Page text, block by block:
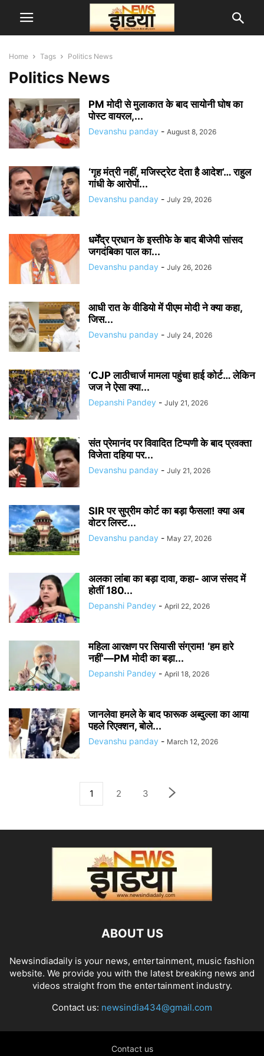
Home Tags Politics News
Politics News
PM मोदी से मुलाकात के बाद सायोनी घोष का
पोस्ट वायरल,...
Devanshu panday - August 8, 2026
‘गृह मंत्री नहीं, मजिस्ट्रेट देता है आदेश’… राहुल
गांधी के आरोपों...
Devanshu panday - July 29, 2026
धर्मेंद्र प्रधान के इस्तीफे के बाद बीजेपी सांसद
जगदंबिका पाल का...
Devanshu panday - July 26, 2026
आधी रात के वीडियो में पीएम मोदी ने क्या कहा,
जिस...
Devanshu panday - July 24, 2026
‘CJP लाठीचार्ज मामला पहुंचा हाई कोर्ट… लेकिन
जज ने ऐसा क्या...
Depanshi Pandey - July 21, 2026
संत प्रेमानंद पर विवादित टिप्पणी के बाद प्रवक्ता
विजेता दहिया पर...
Devanshu panday - July 21, 2026
SIR पर सुप्रीम कोर्ट का बड़ा फैसला! क्या अब
वोटर लिस्ट...
Devanshu panday - May 27, 2026
अलका लांबा का बड़ा दावा, कहा- आज संसद में
होतीं 180...
Depanshi Pandey - April 22, 2026
महिला आरक्षण पर सियासी संग्राम! ‘हम हारे
नहीं’—PM मोदी का बड़ा...
Depanshi Pandey - April 18, 2026
जानलेवा हमले के बाद फारूक अब्दुल्ला का आया
पहले रिएक्शन, बोले...
Devanshu panday - March 12, 2026
1 2 3
ABOUT US
Newsindiadaily is your news, entertainment, music fashion
website. We provide you with the latest breaking news and
videos straight from the entertainment industry.
Contact us: newsindia434@gmail.com
Contact us